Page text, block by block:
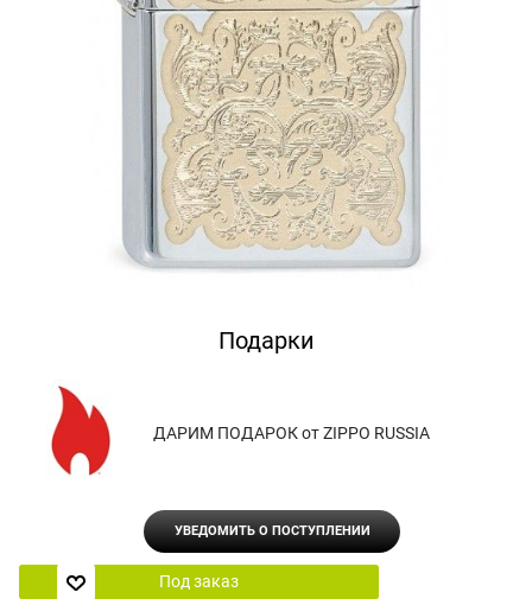
Подарки
ДАРИМ ПОДАРОК от ZIPPO RUSSIA
УВЕДОМИТЬ О ПОСТУПЛЕНИИ
Под заказ